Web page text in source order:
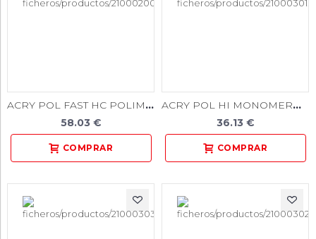
ACRY POL FAST HC POLIMERO 500 GR.
58.03 €
ACRY POL HI MONOMERO 250 ML
36.13 €